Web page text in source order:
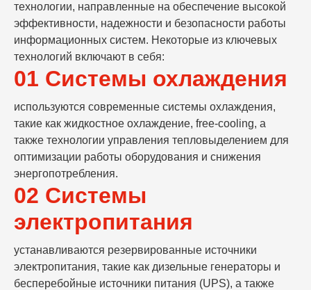
технологии, направленные на обеспечение высокой
эффективности, надежности и безопасности работы
информационных систем. Некоторые из ключевых
технологий включают в себя:
01 Системы охлаждения
используются современные системы охлаждения,
такие как жидкостное охлаждение, free-cooling, а
также технологии управления тепловыделением для
оптимизации работы оборудования и снижения
энергопотребления.
02 Системы
электропитания
устанавливаются резервированные источники
электропитания, такие как дизельные генераторы и
бесперебойные источники питания (UPS), а также